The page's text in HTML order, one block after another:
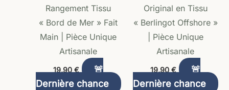
Rangement Tissu
« Bord de Mer » Fait
Main | Pièce Unique
Artisanale
19,90 €
🚨
Dernière chance
Original en Tissu
« Berlingot Offshore »
| Pièce Unique
Artisanale
19,90 €
🚨
Dernière chance